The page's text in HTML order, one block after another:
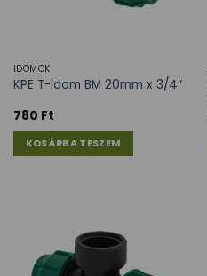
IDOMOK
KPE T-idom BM 20mm x 3/4″
780 Ft
KOSÁRBA TESZEM